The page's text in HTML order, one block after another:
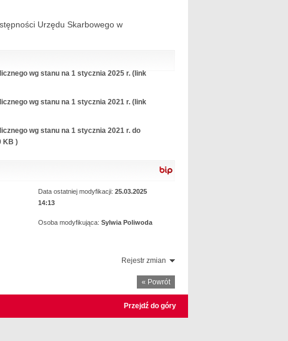
Urzędu Skarbowego w
wg stanu na 1 stycznia 2025 r. (link
wg stanu na 1 stycznia 2021 r. (link
wg stanu na 1 stycznia 2021 r. do
KB )
Data ostatniej modyfikacji: 25.03.2025
14:13
Osoba modyfikująca: Sylwia Poliwoda
Rejestr zmian
« Powrót
Przejdź do góry